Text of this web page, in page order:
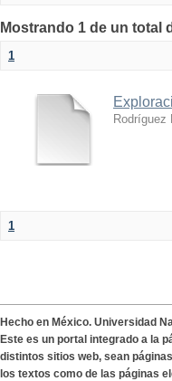
Mostrando 1 de un total
1
Rodríguez
1
Hecho en México. Universidad
Este es un portal integrado a la
distintos sitios web, sean
los textos como de las páginas